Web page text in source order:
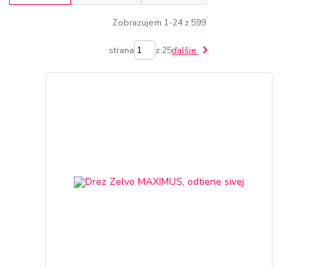
Zobrazujem 1-24 z 599
strana z 25ďalšie